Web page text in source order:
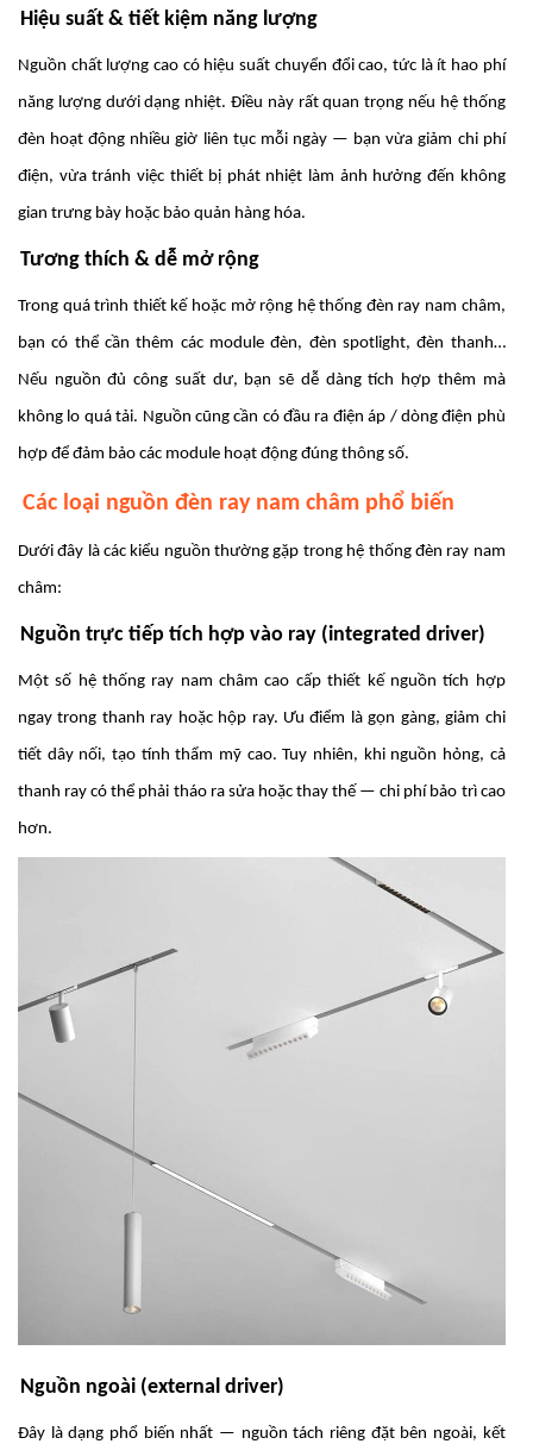
Hiệu suất & tiết kiệm năng lượng
Nguồn chất lượng cao có hiệu suất chuyển đổi cao, tức là ít hao phí
năng lượng dưới dạng nhiệt. Điều này rất quan trọng nếu hệ thống
đèn hoạt động nhiều giờ liên tục mỗi ngày — bạn vừa giảm chi phí
điện, vừa tránh việc thiết bị phát nhiệt làm ảnh hưởng đến không
gian trưng bày hoặc bảo quản hàng hóa.
Tương thích & dễ mở rộng
Trong quá trình thiết kế hoặc mở rộng hệ thống đèn ray nam châm,
bạn có thể cần thêm các module đèn, đèn spotlight, đèn thanh…
Nếu nguồn đủ công suất dư, bạn sẽ dễ dàng tích hợp thêm mà
không lo quá tải. Nguồn cũng cần có đầu ra điện áp / dòng điện phù
hợp để đảm bảo các module hoạt động đúng thông số.
Các loại nguồn đèn ray nam châm phổ biến
Dưới đây là các kiểu nguồn thường gặp trong hệ thống đèn ray nam
châm:
Nguồn trực tiếp tích hợp vào ray (integrated driver)
Một số hệ thống ray nam châm cao cấp thiết kế nguồn tích hợp
ngay trong thanh ray hoặc hộp ray. Ưu điểm là gọn gàng, giảm chi
tiết dây nối, tạo tính thẩm mỹ cao. Tuy nhiên, khi nguồn hỏng, cả
thanh ray có thể phải tháo ra sửa hoặc thay thế — chi phí bảo trì cao
hơn.
Nguồn ngoài (external driver)
Đây là dạng phổ biến nhất — nguồn tách riêng đặt bên ngoài, kết